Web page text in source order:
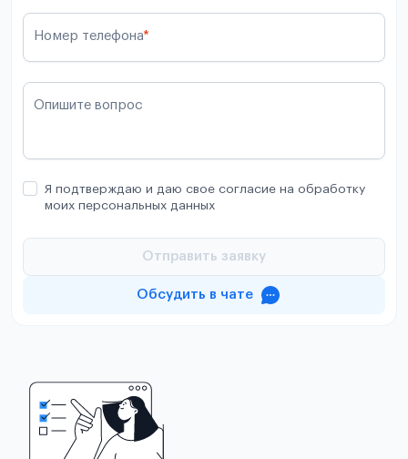
Номер телефона*
Опишите вопрос
Я подтверждаю и даю свое согласие на обработку
моих персональных данных
Отправить заявку
Обсудить в чате